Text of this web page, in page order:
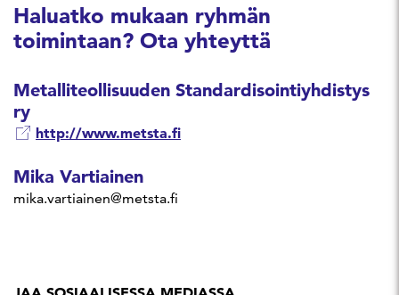
Haluatko mukaan ryhmän
toimintaan? Ota yhteyttä
Metalliteollisuuden Standardisointiyhdistys
ry
http://www.metsta.fi
Mika Vartiainen
mika.vartiainen@metsta.fi